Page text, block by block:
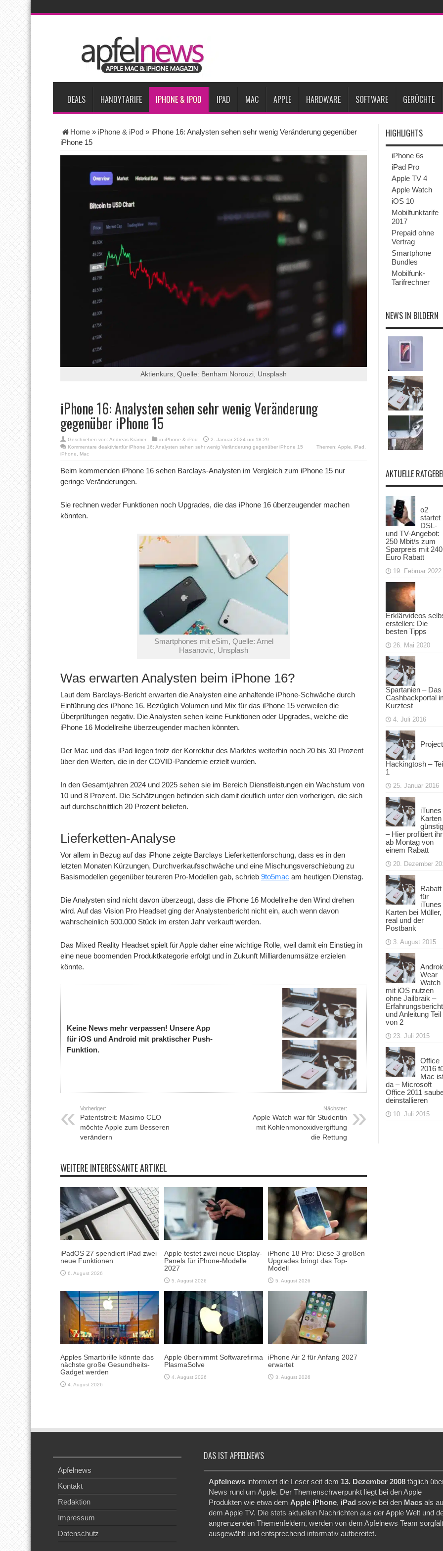
iPadOS 27 spendiert iPad zwei neue Funktionen
Apples Smartbrille könnte das nächste große Gesundheits-Gadget werden
Apples vermutete AirPods mit Kameras sollen bereits im September erscheinen
Apple erzielt 49 Prozent des weltweiten Smartphone-Umsatzes im 2. Quartal Apple verbucht Rekordzahlen im dritten Quartal 2026
DEALS HANDYTARIFE IPHONE & IPOD IPAD MAC APPLE HARDWARE SOFTWARE GERÜCHTE
Home » iPhone & iPod » iPhone 16: Analysten sehen sehr wenig Veränderung gegenüber
iPhone 15
Aktienkurs, Quelle: Benham Norouzi, Unsplash
iPhone 16: Analysten sehen sehr wenig Veränderung
gegenüber iPhone 15
Geschrieben von: Andreas Krämer in iPhone & iPod
2. Januar 2024 um 18:29
Kommentare deaktiviertfür iPhone 16: Analysten sehen sehr wenig Veränderung gegenüber iPhone 15 Themen: Apple iPad
iPhone
Mac
Beim kommenden iPhone 16 sehen Barclays-Analysten im Vergleich zum iPhone 15 nur
geringe Veränderungen.
Sie rechnen weder Funktionen noch Upgrades, die das iPhone 16 überzeugender machen
könnten.
Smartphones mit eSim, Quelle: Arnel
Hasanovic, Unsplash
Was erwarten Analysten beim iPhone 16?
Laut dem Barclays-Bericht erwarten die Analysten eine anhaltende iPhone-Schwäche durch
Einführung des iPhone 16. Bezüglich Volumen und Mix für das iPhone 15 verweilen die
Überprüfungen negativ. Die Analysten sehen keine Funktionen oder Upgrades, welche die
iPhone 16 Modellreihe überzeugender machen könnten.
Der Mac und das iPad liegen trotz der Korrektur des Marktes weiterhin noch 20 bis 30 Prozent
über den Werten, die in der COVID-Pandemie erzielt wurden.
In den Gesamtjahren 2024 und 2025 sehen sie im Bereich Dienstleistungen ein Wachstum von
10 und 8 Prozent. Die Schätzungen befinden sich damit deutlich unter den vorherigen, die sich
auf durchschnittlich 20 Prozent beliefen.
Lieferketten-Analyse
Vor allem in Bezug auf das iPhone zeigte Barclays Lieferkettenforschung, dass es in den
letzten Monaten Kürzungen, Durchverkaufsschwäche und eine Mischungsverschiebung zu
Basismodellen gegenüber teureren Pro-Modellen gab, schrieb 9to5mac am heutigen Dienstag.
Die Analysten sind nicht davon überzeugt, dass die iPhone 16 Modellreihe den Wind drehen
wird. Auf das Vision Pro Headset ging der Analystenbericht nicht ein, auch wenn davon
wahrscheinlich 500.000 Stück im ersten Jahr verkauft werden.
Das Mixed Reality Headset spielt für Apple daher eine wichtige Rolle, weil damit ein Einstieg in
eine neue boomenden Produktkategorie erfolgt und in Zukunft Milliardenumsätze erzielen
könnte.
Keine News mehr verpassen! Unsere App
für iOS und Android mit praktischer Push-
Funktion.
Vorheriger:
Patentstreit: Masimo CEO
möchte Apple zum Besseren
verändern
Nächster:
Apple Watch war für Studentin
mit Kohlenmonoxidvergiftung
die Rettung
WEITERE INTERESSANTE ARTIKEL
iPadOS 27 spendiert iPad zwei
neue Funktionen
6. August 2026
Apple testet zwei neue Display-
Panels für iPhone-Modelle
2027
5. August 2026
iPhone 18 Pro: Diese 3 großen
Upgrades bringt das Top-
Modell
5. August 2026
Apples Smartbrille könnte das
nächste große Gesundheits-
Gadget werden
4. August 2026
Apple übernimmt Softwarefirma
PlasmaSolve
4. August 2026
iPhone Air 2 für Anfang 2027
erwartet
3. August 2026
HIGHLIGHTS
iPhone 6s
iPad Pro
Apple TV 4
Apple Watch
iOS 10
Mobilfunktarife
2017
Prepaid ohne
Vertrag
Smartphone
Bundles
Mobilfunk-
Tarifrechner
NEWS IN BILDERN
AKTUELLE
o2
startet
DSL-
und TV-Angebot:
250 Mbit/s zum
Sparpreis mit 240
Euro Rabatt
19. Februar 2022
Erklärvideos
erstellen: Die
besten Tipps
26. Mai 2020
Spartanien – Das
Cashbackportal
Kurztest
4. Juli 2016
Project
Hackingtosh –
1
25. Januar 2016
iTunes
Karten
– Hier profitiert ihr
ab Montag von
einem Rabatt
20. Dezember
Rabatt
für
iTunes
Karten bei Müller,
real und der
Postbank
3. August 2015
Wear
Watch
mit iOS nutzen
ohne Jailbraik –
Erfahrungsbericht
und Anleitung Teil
von 2
23. Juli 2015
Office
2016
Mac
da – Microsoft
Office 2011
deinstallieren
10. Juli 2015
Apfelnews
Kontakt
Redaktion
Impressum
Datenschutz
DAS IST APFELNEWS
Apfelnews informiert die Leser seit dem 13. Dezember 2008 täglich
News rund um Apple. Der Themenschwerpunkt liegt bei den Apple
Produkten wie etwa dem Apple iPhone, iPad sowie bei den Macs als
dem Apple TV. Die stets aktuellen Nachrichten aus der Apple Welt und
angrenzenden Themenfeldern, werden von dem Apfelnews Team
ausgewählt und entsprechend informativ aufbereitet.